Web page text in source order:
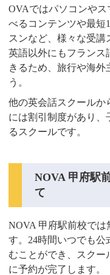
OVAではパソコンや
べるコンテンツや最短
スンなど、様々な受講
英語以外にもフランス
きるため、旅行や海外
う。
他の英会話スクールか
には割引制度があり、
るスクールです。
NOVA 甲府駅
て
NOVA 甲府駅前校では
す。24時間いつでも
むことができ、スクー
に予約が完了します。